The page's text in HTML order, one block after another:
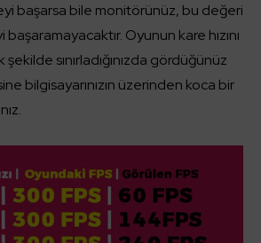
başarsa bile monitörünüz, bu değeri
Oyunun kare hızını
sınırladığınızda gördüğünüz
bilgisayarınızın üzerinden koca bir